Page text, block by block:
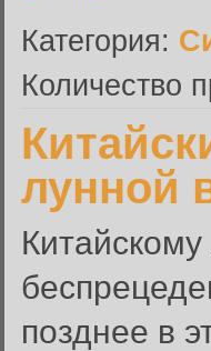
Категория:
Количество
лунной
позднее в